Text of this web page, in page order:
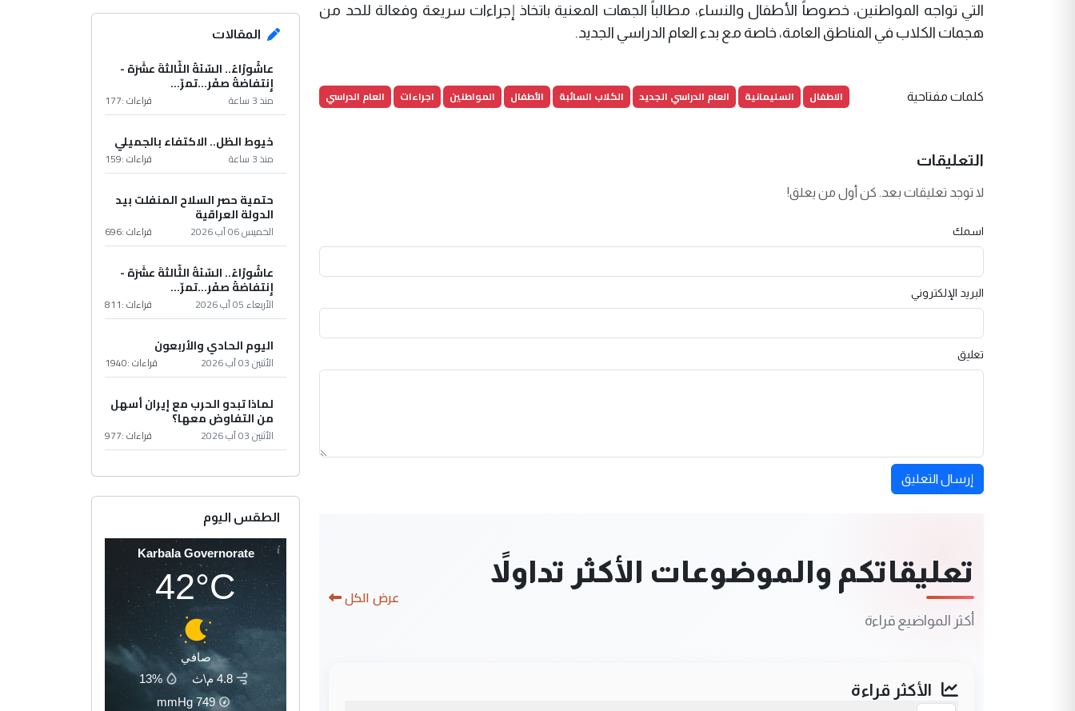
التي تواجه المواطنين، خصوصاً الأطفال والنساء، مطالباً الجهات المعنية باتخاذ إجراءات سريعة وفعالة للحد من
هجمات الكلاب في المناطق العامة، خاصة مع بدء العام الدراسي الجديد.
كلمات مفتاحية الاطفال السليمانية العام الدراسي الجديد الكلاب السائبة الأطفال المواطنين اجراءات العام الدراسي
التعليقات
لا توجد تعليقات بعد. كن أول من يعلق!
اسمك
البريد الإلكتروني
تعليق
إرسال التعليق
تعليقاتكم والموضوعات الأكثر تداولاً
أكثر المواضيع قراءة
عرض الكل
الأكثر قراءة
المقالات
عاشُورْاءُ.. السّنَةُ الثّالثةَ عشَرَة -
إِنتفاضةُ صفَر…تمرّ...
منذ 3 ساعة قراءات :177
خيوط الظل.. الاكتفاء بالجميلي
منذ 3 ساعة قراءات :159
حتمية حصر السلاح المنفلت بيد
الدولة العراقية
الخميس 06 آب 2026 قراءات :696
عاشُورْاءُ.. السّنَةُ الثّالثةَ عشَرَة -
إِنتفاضةُ صفَر…تمرّ...
الأربعاء 05 آب 2026 قراءات :811
اليوم الحادي والأربعون
الأثنين 03 آب 2026 قراءات :1940
لماذا تبدو الحرب مع إيران أسهل
من التفاوض معها؟
الأثنين 03 آب 2026 قراءات :977
الطقس اليوم
Karbala Governorate
42°C
صافي
4.8 م\ث
13%
749
mmHg